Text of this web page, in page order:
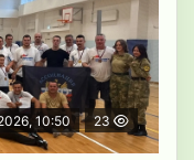
10:50 23